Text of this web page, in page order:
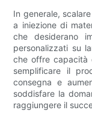
In generale,
a iniezione di
che desiderano
personalizzati su
che offre capacità
semplificare il
consegna e
soddisfare la
raggiungere il